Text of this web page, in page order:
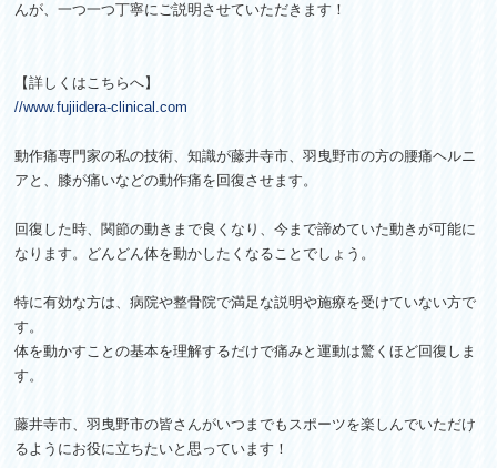
んが、一つ一つ丁寧にご説明させていただきます！
【詳しくはこちらへ】
//www.fujiidera-clinical.com
動作痛専門家の私の技術、知識が藤井寺市、羽曳野市の方の腰痛ヘルニ
アと、 膝が痛いなどの動作痛を回復させます。
回復した時、関節の動きまで良くなり、今まで諦めていた動きが可能に
なります。
どんどん体を動かしたくなることでしょう。
特に有効な方は、病院や整骨院で満足な説明や施療を受けていない方で
す。
体を動かすことの基本を理解するだけで痛みと運動は驚くほど回復 しま
す。
藤井寺市、羽曳野市の皆さんがいつまでもスポーツを楽しんでいただけ
るよう にお役に立ちたいと思っています！